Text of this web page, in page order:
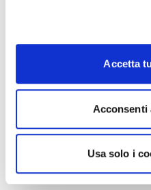
Accetta
Acconsenti
Usa solo i